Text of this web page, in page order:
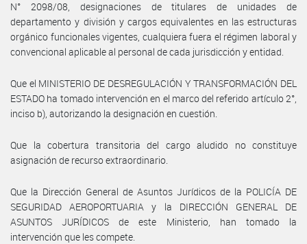
N° 2098/08, designaciones de titulares de unidades de
departamento y división y cargos equivalentes en las estructuras
orgánico funcionales vigentes, cualquiera fuera el régimen laboral y
convencional aplicable al personal de cada jurisdicción y entidad.
Que el MINISTERIO DE DESREGULACIÓN Y TRANSFORMACIÓN DEL
ESTADO ha tomado intervención en el marco del referido artículo 2°,
inciso b), autorizando la designación en cuestión.
Que la cobertura transitoria del cargo aludido no constituye
asignación de recurso extraordinario.
Que la Dirección General de Asuntos Jurídicos de la POLICÍA DE
SEGURIDAD AEROPORTUARIA y la DIRECCIÓN GENERAL DE
ASUNTOS JURÍDICOS de este Ministerio, han tomado la
intervención que les compete.